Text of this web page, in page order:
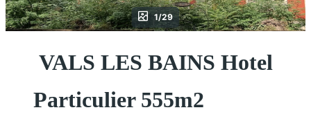
1/29
VALS LES BAINS Hotel
Particulier 555m2